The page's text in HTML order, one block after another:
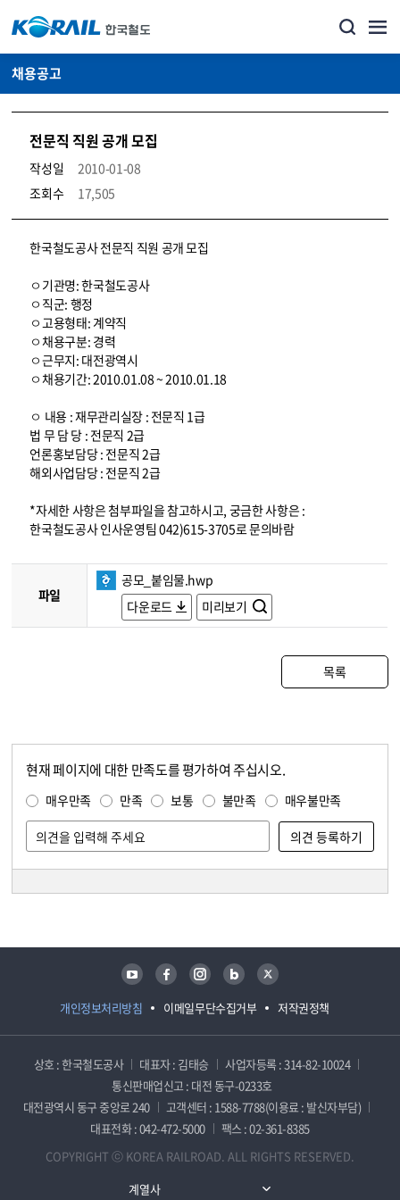
채용공고
전문직 직원 공개 모집
작성일
2010-01-08
조회수
17,505
코레일소개_경영공시_채용공고 상세보기 – 내용, 파일, 담당자 연락처로 구성
한국철도공사 전문직 직원 공개 모집
ㅇ기관명: 한국철도공사
ㅇ직군: 행정
ㅇ고용형태: 계약직
ㅇ채용구분: 경력
ㅇ근무지: 대전광역시
ㅇ채용기간: 2010.01.08 ~ 2010.01.18
ㅇ 내용 : 재무관리실장 : 전문직 1급
법 무 담 당 : 전문직 2급
언론홍보담당 : 전문직 2급
해외사업담당 : 전문직 2급
*자세한 사항은 첨부파일을 참고하시고, 궁금한 사항은 :
한국철도공사 인사운영팀 042)615-3705로 문의바람
파일
공모_붙임물.hwp
다운로드
미리보기
목록
현재 페이지에 대한 만족도를 평가하여 주십시오.
매우만족 만족 보통 불만족 매우불만족
개인정보처리방침 이메일무단수집거부 저작권정책
유튜브 페이스북 인스타그램 블로그 트위터
상호 : 한국철도공사 대표자 : 김태승
사업자등록 : 314-82-10024
통신판매업신고 : 대전 동구-0233호
대전광역시 동구 중앙로 240
고객센터 : 1588-7788(이용료 : 발신자부담)
대표전화 : 042-472-5000
팩스 : 02-361-8385
COPYRIGHT ⓒ KOREA RAILROAD. ALL RIGHTS RESERVED.
계열사